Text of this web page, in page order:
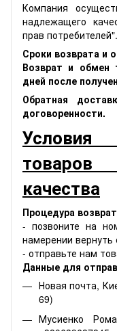
Компания
надлежащего
прав потребителей".
Сроки возврата и
Возврат и обмен
дней после
Обратная
договоренности.
качества
Процедура
- позвоните на
намерении
- отправьте нам
Данные для
Новая почта,
69)
Мусиенко